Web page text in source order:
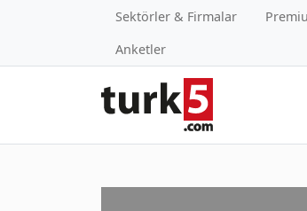
Sektörler & Firmalar
Anketler